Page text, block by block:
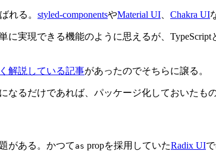
れる。 styled-componentsやMaterial UI Chakra UI
に実現できる機能のように思えるが、TypeScript
解説している記事があったのでそちらに譲る。
なるだけであれば、パッケージ化しておいたも
がある。かつて as propを採用していたRadix UI